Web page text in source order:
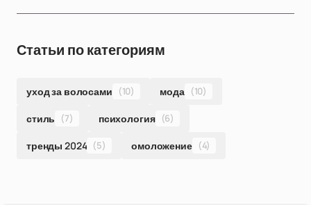
Статьи по категориям
уход за волосами (10) мода (10)
стиль (7) психология (6)
тренды 2024 (5) омоложение (4)